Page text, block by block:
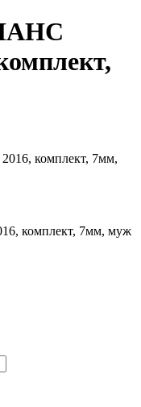
комплект, 7мм, муж